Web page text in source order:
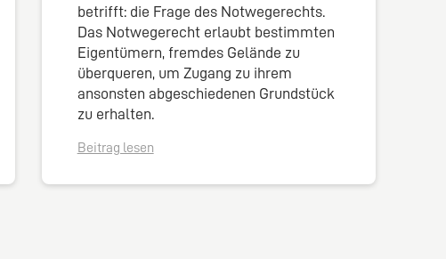
betrifft: die Frage des Notwegerechts.
Das Notwegerecht erlaubt bestimmten
Eigentümern, fremdes Gelände zu
überqueren, um Zugang zu ihrem
ansonsten abgeschiedenen Grundstück
zu erhalten.
Beitrag lesen